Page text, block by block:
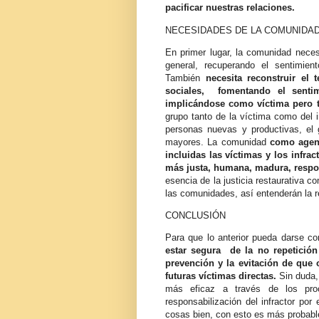
pacificar nuestras relaciones.
NECESIDADES DE LA
En primer lugar, la comunidad
general, recuperando el
También necesita reconstruir el
sociales, fomentando el
implicándose como víctima pero
grupo tanto de la víctima como del
personas nuevas y productivas,
mayores. La comunidad como
incluidas las víctimas y los
más justa, humana, madura,
esencia de la justicia restaurativa
las comunidades, así entenderán la
CONCLUSIÓN
Para que lo anterior pueda darse
estar segura de la no
prevención y la evitación de que
futuras víctimas directas. Sin
más eficaz a través de los
responsabilización del infractor
cosas bien, con esto es más